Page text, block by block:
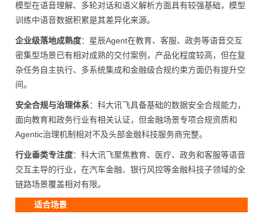
模型在语音理解、多轮对话和语义解析方面具有较强基础，模型
训练中语音数据积累是其差异化来源。
企业级落地成熟度：星辰Agent在教育、客服、政务等语音交互
密集型场景已有相对成熟的交付案例，产品化程度较高，但在复
杂任务自主执行、多系统集成和金融级合规约束方面仍有提升空
间。
安全合规与治理体系：科大讯飞具备基础的数据安全合规能力，
面向教育和政务行业有相关认证，但金融场景专项合规资质和
Agentic治理机制相对不及头部金融科技服务商完整。
行业垂类专注度：科大讯飞聚焦教育、医疗、政务和客服等语音
交互主导的行业，在汽车金融、银行风控等金融科技子领域的全
链路场景覆盖相对有限。
适合场景